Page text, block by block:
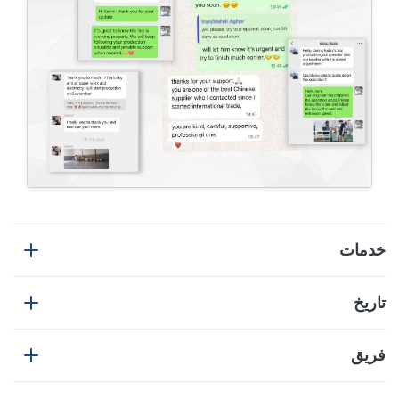
خدمات
تاريخ
تاريخ الشركة فريق